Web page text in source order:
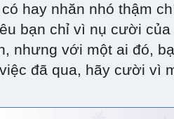
hay nhăn nhó thậm
bạn chỉ vì nụ cười
nhưng với một ai đó,
đã qua, hãy cười vì